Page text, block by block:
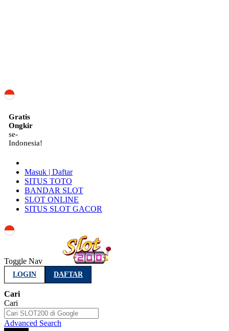
Gratis
Ongkir
se-
Indonesia!
Masuk | Daftar
SITUS TOTO
BANDAR SLOT
SLOT ONLINE
SITUS SLOT GACOR
Toggle Nav
LOGIN DAFTAR
Cari
Cari
Advanced Search